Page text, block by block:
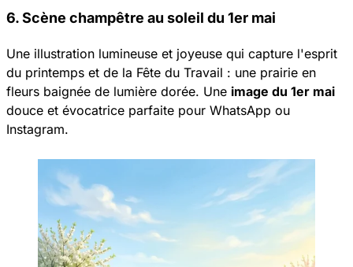
6. Scène champêtre au soleil du 1er mai
Une illustration lumineuse et joyeuse qui capture l'esprit
du printemps et de la Fête du Travail : une prairie en
fleurs baignée de lumière dorée. Une image du 1er mai
douce et évocatrice parfaite pour WhatsApp ou
Instagram.